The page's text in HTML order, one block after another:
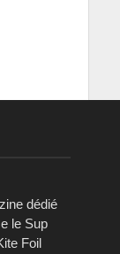
dédié
le Sup
Foil